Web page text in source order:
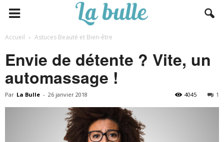
Accueil Astuces Beauté et Bien-être
Envie de détente ? Vite, un
automassage !
Par La Bulle - 26 janvier 2018 1
4045